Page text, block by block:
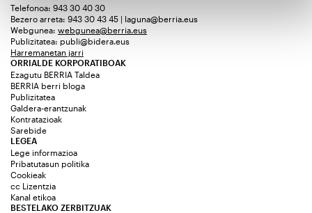
Telefonoa: 943 30 40 30
Bezero arreta: 943 30 43 45 | laguna@berria.eus
Webgunea: webgunea@berria.eus
Publizitatea: publi@bidera.eus
Harremanetan jarri
ORRIALDE KORPORATIBOAK
Ezagutu BERRIA Taldea
BERRIA berri bloga
Publizitatea
Galdera-erantzunak
Kontratazioak
Sarebide
LEGEA
Lege informazioa
Pribatutasun politika
Cookieak
cc Lizentzia
Kanal etikoa
BESTELAKO ZERBITZUAK